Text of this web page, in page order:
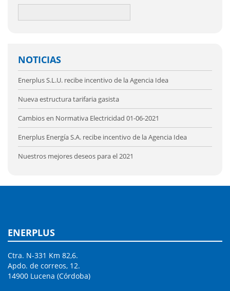
NOTICIAS
Enerplus S.L.U. recibe incentivo de la Agencia Idea
Nueva estructura tarifaria gasista
Cambios en Normativa Electricidad 01-06-2021
Enerplus Energía S.A. recibe incentivo de la Agencia Idea
Nuestros mejores deseos para el 2021
ENERPLUS
Ctra. N-331 Km 82,6.
Apdo. de correos, 12.
14900 Lucena (Córdoba)